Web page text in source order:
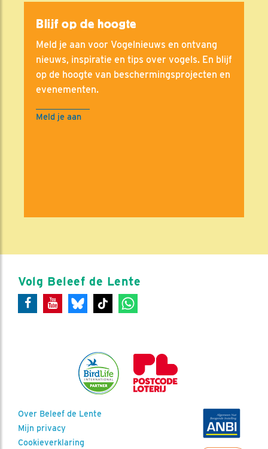
Blijf op de hoogte
Meld je aan voor Vogelnieuws en ontvang
nieuws, inspiratie en tips over vogels. En blijf
op de hoogte van beschermingsprojecten en
evenementen.
Meld je aan
Volg Beleef de Lente
Over Beleef de Lente
Mijn privacy
Cookieverklaring